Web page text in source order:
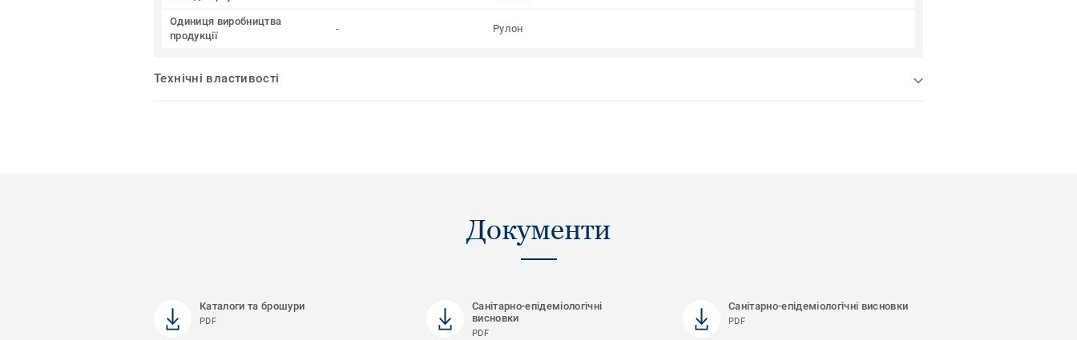
Одиниця виробництва
продукції
- Рулон
Технічні властивості
Документи
Каталоги та брошури
PDF
Санітарно-епідеміологічні
висновки
PDF
Санітарно-епідеміологічні висновки
PDF